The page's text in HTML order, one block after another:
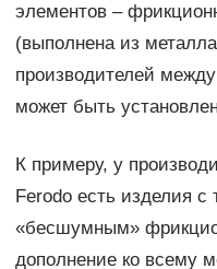
элементов –
(выполнена из
производителей
может быть
К примеру, у
Ferodo есть изделия
«бесшумным»
дополнение ко всему